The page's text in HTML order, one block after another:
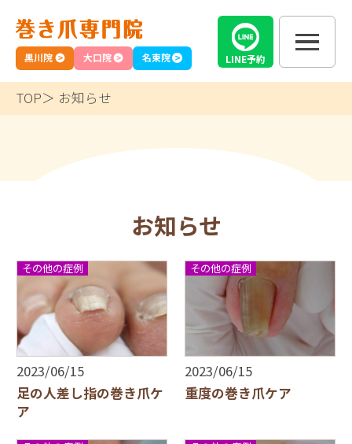
名東院
黒川院 大口院 LINE予約
TOP お知らせ
お知らせ
その他の症例
2023/06/15
足の人差し指の巻き爪ケ
ア
その他の症例
2023/06/15
重度の巻き爪ケア